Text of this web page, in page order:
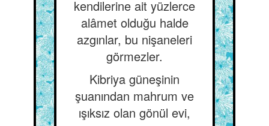
kendilerine ait yüzlerce
alâmet olduğu halde
azgınlar, bu nişaneleri
görmezler.
Kibriya güneşinin
şuanından mahrum ve
ışıksız olan gönül evi,